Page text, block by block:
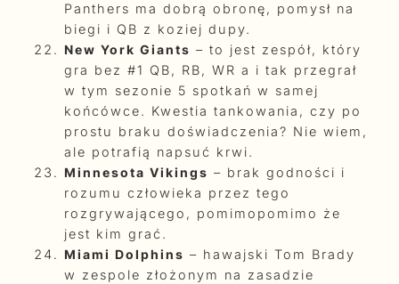
Panthers ma dobrą obronę, pomysł na
biegi i QB z koziej dupy.
New York Giants – to jest zespół, który
gra bez #1 QB, RB, WR a i tak przegrał
w tym sezonie 5 spotkań w samej
końcówce. Kwestia tankowania, czy po
prostu braku doświadczenia? Nie wiem,
ale potrafią napsuć krwi.
Minnesota Vikings – brak godności i
rozumu człowieka przez tego
rozgrywającego, pomimopomimo że
jest kim grać.
Miami Dolphins – hawajski Tom Brady
w zespole złożonym na zasadzie